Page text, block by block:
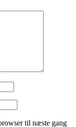
til næste gang